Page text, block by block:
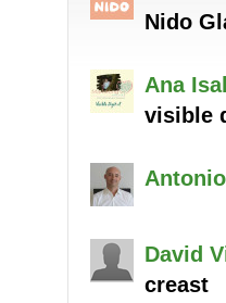
Nido
Ana
visible
Antonio
David
creast